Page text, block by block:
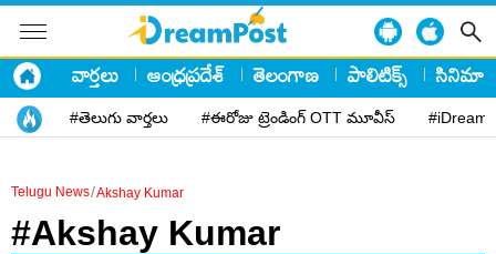
వార్తలు ఆంధ్రప్రదేశ్ తెలంగాణ పాలిటిక్స్ సినిమా
#తెలుగు వార్తలు #ఈరోజు ట్రెండింగ్ OTT మూవీస్
Telugu News/Akshay Kumar
#Akshay Kumar